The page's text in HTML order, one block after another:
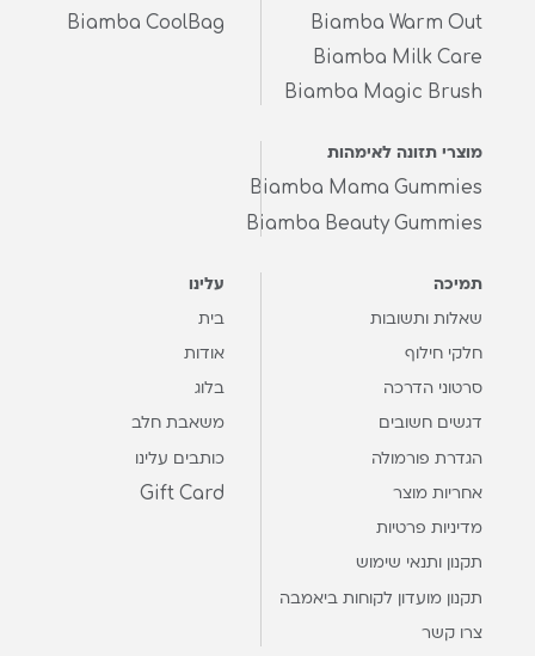
Biamba Warm Out
Biamba Milk Care
Biamba Magic Brush
Biamba CoolBag
מוצרי תזונה לאימהות
Biamba Mama Gummies
Biamba Beauty Gummies
תמיכה
שאלות ותשובות
חלקי חילוף
סרטוני הדרכה
דגשים חשובים
הגדרת פורמולה
אחריות מוצר
מדיניות פרטיות
תקנון ותנאי שימוש
תקנון מועדון לקוחות ביאמבה
צרו קשר
עלינו
בית
אודות
בלוג
משאבת חלב
כותבים עלינו
Gift Card